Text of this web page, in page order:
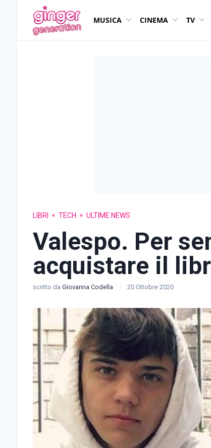
MUSICA CINEMA TV
LIBRI TECH ULTIME NEWS
Valespo. Per
acquistare il
scritto da Giovanna Codella 20 Ottobre 2020